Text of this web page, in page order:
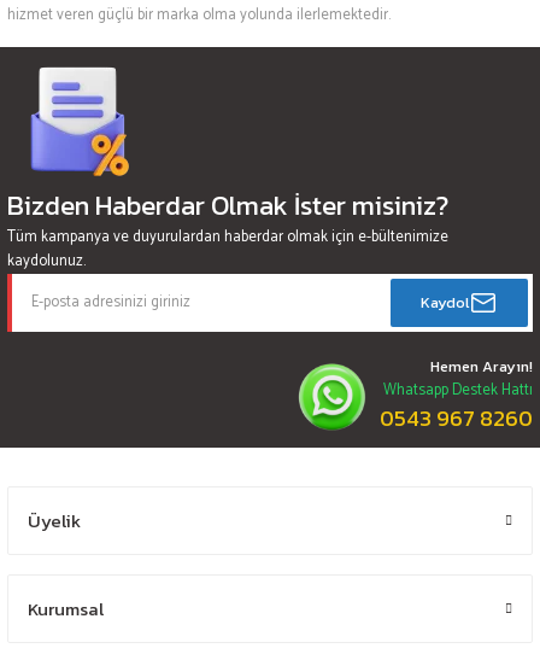
hizmet veren güçlü bir marka olma yolunda ilerlemektedir.
Bizden Haberdar Olmak İster misiniz?
Tüm kampanya ve duyurulardan haberdar olmak için e-bültenimize
kaydolunuz.
Kaydol
Hemen Arayın!
Whatsapp Destek Hattı
0543 967 8260
Üyelik
Kurumsal